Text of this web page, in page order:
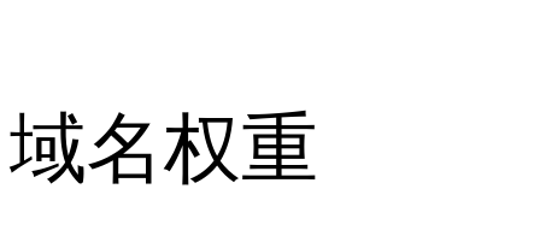
域名权重